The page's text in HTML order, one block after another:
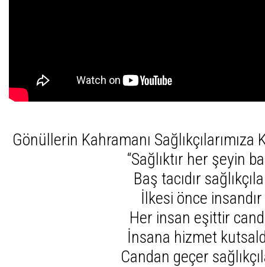
Gönüllerin Kahramanı
“Sağlıktır her şeyin
Baş tacıdır
İlkesi önce insandır
Her insan eşittir
İnsana hizmet
Candan geçer